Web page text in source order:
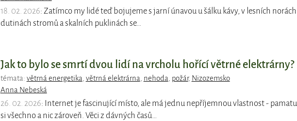
18. 02. 2026: Zatímco my lidé teď bojujeme s jarní únavou u šálku kávy, v lesních
dutinách stromů a skalních puklinách se…
Jak to bylo se smrtí dvou lidí na vrcholu hořící větrné elektrárny?
témata: větrná energetika větrná elektrárna nehoda požár, Nizozemsko
Anna Nebeská
26. 02. 2026: Internet je fascinující místo, ale má jednu nepříjemnou vlastnost -
si všechno a nic zároveň. Věci z dávných časů…